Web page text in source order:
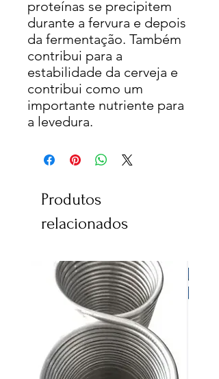
proteínas se precipitem
durante a fervura e depois
da fermentação. Também
contribui para a
estabilidade da cerveja e
contribui como um
importante nutriente para
a levedura.
Produtos
relacionados